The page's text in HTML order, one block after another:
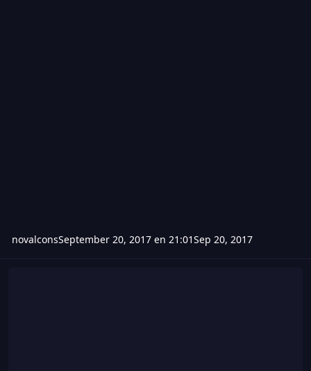
novalconsSeptember 20, 2017 en 21:01Sep 20, 2017